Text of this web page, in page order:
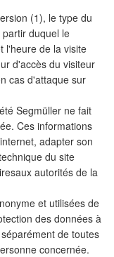
(1), le type du
duquel le
l'heure de la visite
d'accès du visiteur
cas d'attaque sur
Segmüller ne fait
Ces informations
adapter son
du site
autorités de la
et utilisées de
des données à
de toutes
concernée.